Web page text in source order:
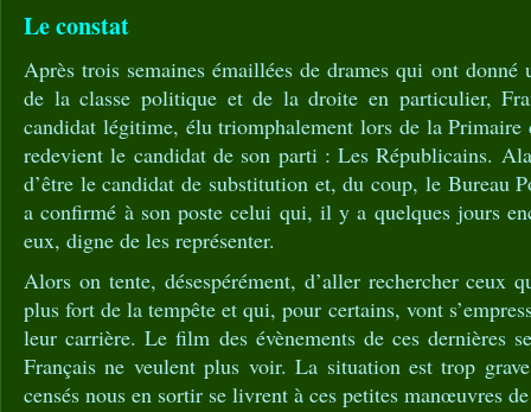
Le constat
Après trois semaines émaillées de drames qui ont donné
de la classe politique et de la droite en particulier,
candidat légitime, élu triomphalement lors de la
redevient le candidat de son parti : Les Républicains.
d’être le candidat de substitution et, du coup, le Bureau
a confirmé à son poste celui qui, il y a quelques jours
eux, digne de les représenter.
Alors on tente, désespérément, d’aller rechercher ceux
plus fort de la tempête et qui, pour certains, vont
leur carrière. Le film des évènements de ces dernières
Français ne veulent plus voir. La situation est trop
censés nous en sortir se livrent à ces petites manœuvres